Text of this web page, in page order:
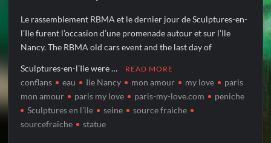
Le rassemblement RBMA et le dernier jour de Sculptures-en-
l’Ile furent l’occasion d’une promenade autour et sur l’Ile
Nancy. The RBMA old cars event and the last day of
Sculptures-en-l’Ile were … READ MORE
conflans eau Ile Nancy mon amour my love
paris
mon amour
paris my love paris-my-love.com
peniche
Sculptures en l'ile
seine
source fraiche
sourcefraiche
statue